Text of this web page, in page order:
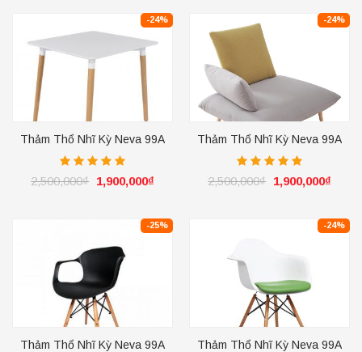
-24%
Thảm Thổ Nhĩ Kỳ Neva 99A
Ivory
2,500,000₫ 1,900,000₫
-24%
Thảm Thổ Nhĩ Kỳ Neva 99A
Ivory
2,500,000₫ 1,900,000₫
-25%
Thảm Thổ Nhĩ Kỳ Neva 99A
-24%
Thảm Thổ Nhĩ Kỳ Neva 99A